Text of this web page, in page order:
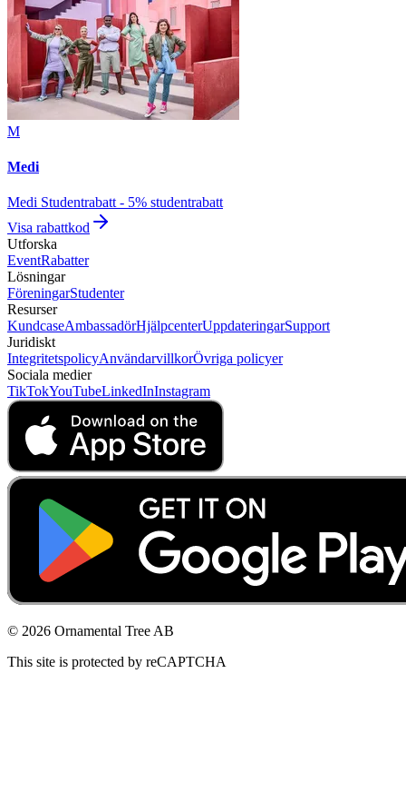
M
Medi
Medi Studentrabatt - 5% studentrabatt
Visa rabattkod
Utforska
EventRabatter
Lösningar
FöreningarStudenter
Resurser
KundcaseAmbassadörHjälpcenterUppdateringarSupport
Juridiskt
IntegritetspolicyAnvändarvillkorÖvriga policyer
Sociala medier
TikTokYouTubeLinkedInInstagram
© 2026 Ornamental Tree AB
This site is protected by reCAPTCHA